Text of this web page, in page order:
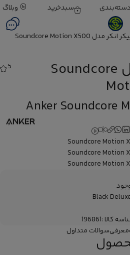
دسته‌بندی سبدخرید وبلاگ
اسپیکر انکر مدل Soundcore Motion X500
اسپیکر انکر مدل Soundcore
Anker Soundcore
5
کالا :196861
معرفیسوالات متداول